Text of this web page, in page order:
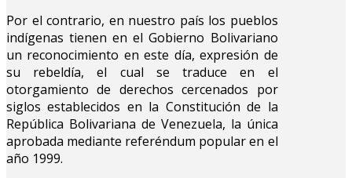
Por el contrario, en nuestro país los pueblos
indígenas tienen en el Gobierno Bolivariano
un reconocimiento en este día, expresión de
su rebeldía, el cual se traduce en el
otorgamiento de derechos cercenados por
siglos establecidos en la Constitución de la
República Bolivariana de Venezuela, la única
aprobada mediante referéndum popular en el
año 1999.